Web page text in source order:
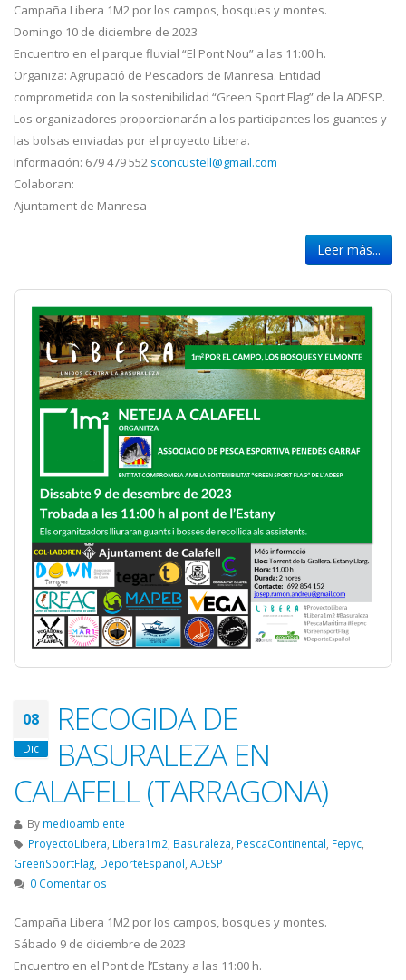
Campaña Libera 1M2 por los campos, bosques y montes.
Domingo 10 de diciembre de 2023
Encuentro en el parque fluvial “El Pont Nou” a las 11:00 h.
Organiza: Agrupació de Pescadors de Manresa. Entidad
comprometida con la sostenibilidad “Green Sport Flag” de la ADESP.
Los organizadores proporcionarán a los participantes los guantes y
las bolsas enviadas por el proyecto Libera.
Información: 679 479 552 sconcustell@gmail.com
Colaboran:
Ajuntament de Manresa
Leer más...
08
Dic
RECOGIDA DE
BASURALEZA EN
CALAFELL (TARRAGONA)
By medioambiente
ProyectoLibera Libera1m2 Basuraleza PescaContinental Fepyc
GreenSportFlag DeporteEspañol ADESP
0 Comentarios
Campaña Libera 1M2 por los campos, bosques y montes.
Sábado 9 de diciembre de 2023
Encuentro en el Pont de l’Estany a las 11:00 h.